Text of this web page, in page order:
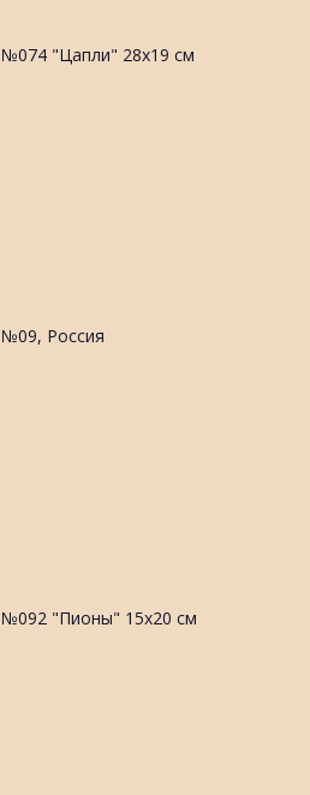
"Цапли" 28х19 см
Россия
"Пионы" 15х20 см